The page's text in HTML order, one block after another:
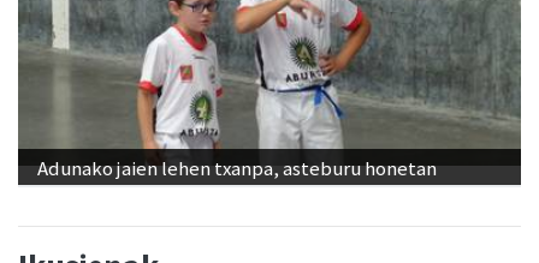
Adunako jaien lehen txanpa, asteburu honetan